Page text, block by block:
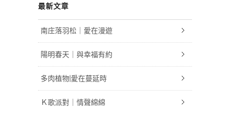
最新文章
南庄落羽松｜愛在漫遊
陽明春天｜與幸福有約
多肉植物|愛在蔓延時
Ｋ歌派對｜情聲綿綿